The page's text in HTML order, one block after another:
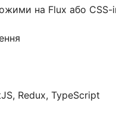
на Flux або CSS-
Redux, TypeScript